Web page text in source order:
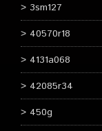
3sm127
40570r18
4131a068
42085r34
450g